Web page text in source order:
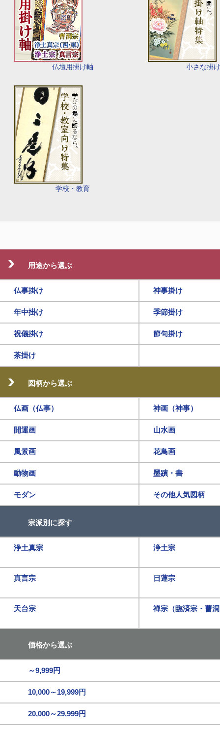
仏壇用掛け軸 小さな掛
学校・教育
用途から選ぶ
仏事掛け 神事掛け
年中掛け 季節掛け
祝儀掛け 節句掛け
茶掛け
図柄から選ぶ
仏画（仏事） 神画（神事）
開運画 山水画
風景画 花鳥画
動物画 墨蹟・書
モダン その他人気図柄
宗派別に探す
浄土真宗 浄土宗
真言宗 日蓮宗
天台宗 禅宗（臨済宗・曹
価格から選ぶ
～9,999円
10,000～19,999円
20,000～29,999円